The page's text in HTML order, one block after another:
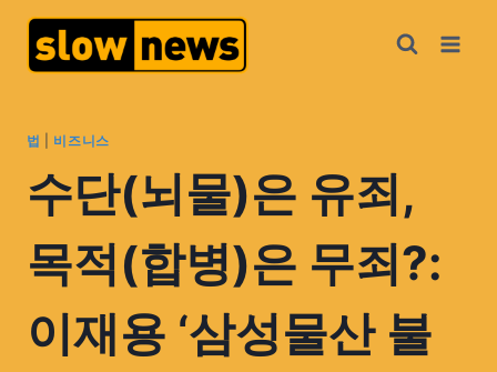
법 비즈니스
수단(뇌물)은 유죄,
목적(합병)은 무죄?:
이재용 ‘삼성물산 불